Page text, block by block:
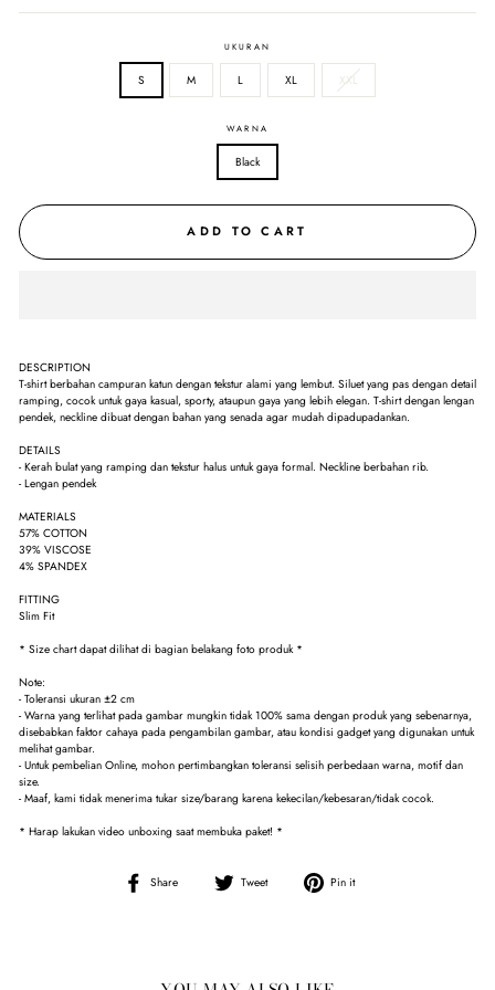
UKURAN
S M L XL XXL
WARNA
Black
ADD TO CART
DESCRIPTION
T-shirt berbahan campuran katun dengan tekstur alami yang lembut. Siluet yang pas dengan detail
ramping, cocok untuk gaya kasual, sporty, ataupun gaya yang lebih elegan. T-shirt dengan lengan
pendek, neckline dibuat dengan bahan yang senada agar mudah dipadupadankan.
DETAILS
- Kerah bulat yang ramping dan tekstur halus untuk gaya formal. Neckline berbahan rib.
- Lengan pendek
MATERIALS
57% COTTON
39% VISCOSE
4% SPANDEX
FITTING
Slim Fit
* Size chart dapat dilihat di bagian belakang foto produk *
Note:
- Toleransi ukuran ±2 cm
- Warna yang terlihat pada gambar mungkin tidak 100% sama dengan produk yang sebenarnya,
disebabkan faktor cahaya pada pengambilan gambar, atau kondisi gadget yang digunakan untuk
melihat gambar.
- Untuk pembelian Online, mohon pertimbangkan toleransi selisih perbedaan warna, motif dan
size.
- Maaf, kami tidak menerima tukar size/barang karena kekecilan/kebesaran/tidak cocok.
* Harap lakukan video unboxing saat membuka paket! *
Share
Share
Tweet
Tweet
Pin it